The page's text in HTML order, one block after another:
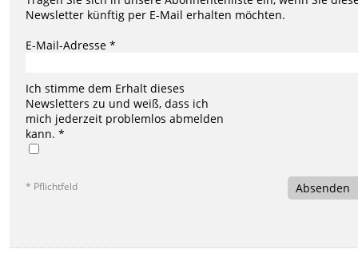
Newsletter künftig per E-Mail erhalten möchten.
E-Mail-Adresse *
Ich stimme dem Erhalt dieses
Newsletters zu und weiß, dass ich
mich jederzeit problemlos abmelden
kann. *
* Pflichtfeld Absenden